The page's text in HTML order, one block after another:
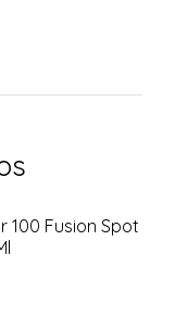
100 Fusion Spot